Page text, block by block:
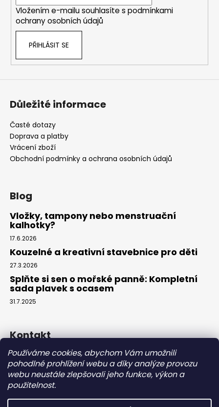
Používáme cookies, abychom Vám umožnili
pohodlné prohlížení webu a díky analýze provozu
webu neustále zlepšovali jeho funkce, výkon a
použitelnost.
Vložením e-mailu souhlasíte s podmínkami
ochrany osobních údajů
PŘIHLÁSIT SE
Důležité informace
Časté dotazy
Doprava a platby
Vrácení zboží
Obchodní podmínky a ochrana osobních údajů
Blog
Vložky, tampony nebo menstruační
kalhotky?
17.6.2026
Kouzelné a kreativní stavebnice pro děti
27.3.2026
Splňte si sen o mořské panně: Kompletní
sada plavek s ocasem
31.7.2025
Kontakt
info@eparuky.cz
+420 734 459 045
Náš Facebook